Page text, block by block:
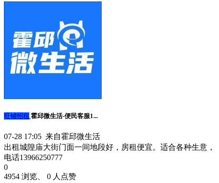
旺铺招租 霍邱微生活-便民客服1...
07-28 17:05 来自霍邱微生活
出租城隍庙大街门面一间地段好，房租便宜。适合各种生意，
电话13966250777
0
4954 浏览、 0 人点赞